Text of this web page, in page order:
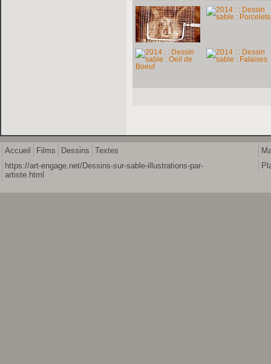
Accueil Films Dessins
Textes
https://art-engage.net/Dessins-sur-sable-illustrations-par-
artiste.html